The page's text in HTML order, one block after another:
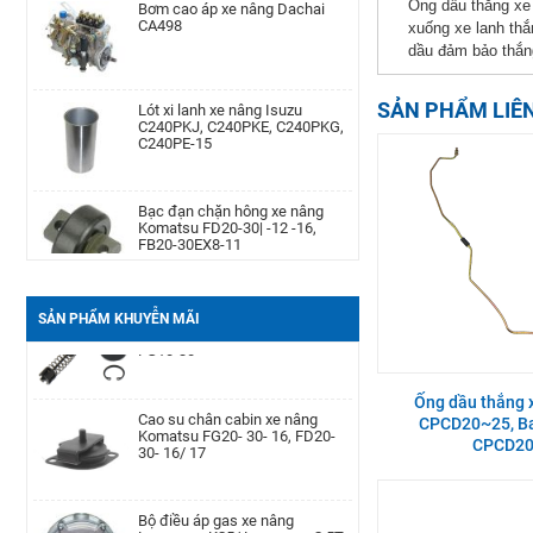
CA498
C240PKJ, C240PKE, C240PKG,
C240PE-15
Komatsu FD20-30| -12 -16,
FB20-30EX8-11
Càng xe nâng Type II A type
100 * 40 * 1220
7 TEU FB30
TD42, QD32|AP-A-152-
SẢN PHẨM KHUYỄN MÃI
Komatsu Kom. FD20-
30/-11/-12/-14/-15/-16/-17,FG20-
TD27, QD32
FD20-30Z5, FD10-18T12, FG10-
18T12, FG20-30N5
Bộ ruột xi lanh ly hợp chính xe
nâng Mitsubishi FD10-30),
Komatsu FG20- 30- 16, FD20-
30- 16/ 17
Longgong K25/ Longgong 2.5T
Ống dầu thắng
xuống xe lanh
dầu đảm bảo
SẢN PHẨM
Ống dầu thắng
CPCD20~25,